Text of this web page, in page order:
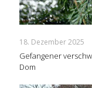
18. Dezember 2025
Gefangener
Dom